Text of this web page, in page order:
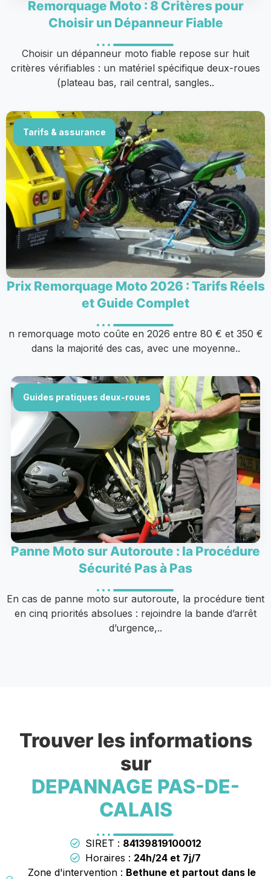
Remorquage Moto : 8 Critères pour
Choisir un Dépanneur Fiable
Choisir un dépanneur moto fiable repose sur huit
critères vérifiables : un matériel spécifique deux-roues
(plateau bas, rail central, sangles..
Tarifs & assurance
Prix Remorquage Moto 2026 : Tarifs Réels
et Guide Complet
n remorquage moto coûte en 2026 entre 80 € et 350 €
dans la majorité des cas, avec une moyenne..
Guides pratiques deux-roues
Panne Moto sur Autoroute : la Procédure
Sécurité Pas à Pas
En cas de panne moto sur autoroute, la procédure tient
en cinq priorités absolues : rejoindre la bande d’arrêt
d’urgence,..
Trouver les informations
sur
DEPANNAGE PAS-DE-
CALAIS
SIRET : 84139819100012
Horaires : 24h/24 et 7j/7
Zone d'intervention : Bethune et partout dans le